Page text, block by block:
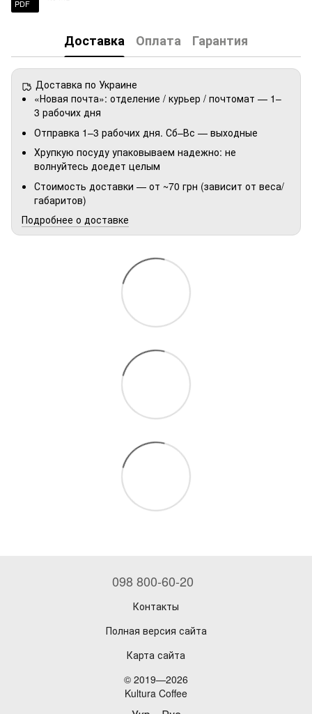
PDF
Доставка Оплата Гарантия
Доставка по Украине
«Новая почта»: отделение / курьер / почтомат — 1–
3 рабочих дня
Отправка 1–3 рабочих дня. Сб–Вс — выходные
Хрупкую посуду упаковываем надежно: не
волнуйтесь доедет целым
Стоимость доставки — от ~70 грн (зависит от веса/
габаритов)
Подробнее о доставке
098 800-60-20
Контакты
Полная версия сайта
Карта сайта
© 2019—2026
Kultura Coffee